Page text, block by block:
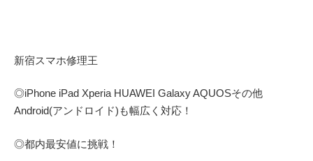
新宿スマホ修理王
◎iPhone iPad Xperia HUAWEI Galaxy AQUOSその他
Android(アンドロイド) も幅広く対応！
◎都内最安値に挑戦！